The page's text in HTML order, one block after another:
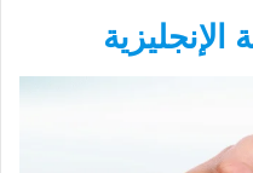
الإنجليزية